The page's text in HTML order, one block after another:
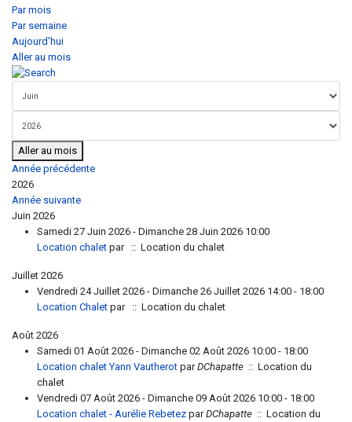
Par mois
Par semaine
Aujourd'hui
Aller au mois
Aller au mois
Année précédente
2026
Année suivante
Juin 2026
Samedi 27 Juin 2026 - Dimanche 28 Juin 2026 10:00
Location chalet par :: Location du chalet
Juillet 2026
Vendredi 24 Juillet 2026 - Dimanche 26 Juillet 2026 14:00 - 18:00
Location Chalet par :: Location du chalet
Août 2026
Samedi 01 Août 2026 - Dimanche 02 Août 2026 10:00 - 18:00
Location chalet Yann Vautherot parDChapatte :: Location du
chalet
Vendredi 07 Août 2026 - Dimanche 09 Août 2026 10:00 - 18:00
Location chalet - Aurélie Rebetez parDChapatte :: Location du